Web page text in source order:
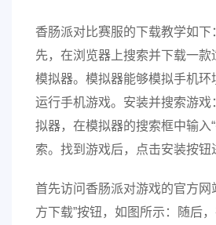
香肠派对比赛服的下载教学如下
先，在浏览器上搜索并下载一款
模拟器。模拟器能够模拟手机环
运行手机游戏。安装并搜索游戏
拟器，在模拟器的搜索框中输入
索。找到游戏后，点击安装按钮
首先访问香肠派对游戏的官方网
方下载”按钮，如图所示：随后